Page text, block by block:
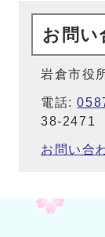
お問い
岩倉市役
電話:
38-2471
お問い合